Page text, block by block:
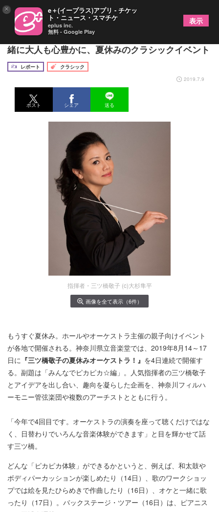
『三ツ橋敬子の夏休みオーケストラ！』～子供と一
緒に大人も心豊かに、夏休みのクラシックイベント
レポート
クラシック
2019.7.9
ポスト シェア 送る
指揮者・三ツ橋敬子 (c)大杉隼平
画像を全て表示（6件）
もうすぐ夏休み。ホールやオーケストラ主催の親子向けイベント
が各地で開催される。神奈川県立音楽堂では、2019年8月14～17
日に 『三ツ橋敬子の夏休みオーケストラ！』 を4日連続で開催す
る。副題は「みんなでピカピカ☆編」。人気指揮者の三ツ橋敬子
とアイデアを出し合い、趣向を凝らした企画を、神奈川フィルハ
ーモニー管弦楽団や複数のアーチストとともに行う。
「今年で4回目です。オーケストラの演奏を座って聴くだけではな
く、日替わりでいろんな音楽体験ができます」と目を輝かせて話
す三ツ橋。
どんな「ピカピカ体験」ができるかというと、例えば、和太鼓や
ボディパーカッションが楽しめたり（14日）、歌のワークショッ
プでは絵を見たひらめきで作曲したり（16日）、オケと一緒に歌
ったり（17日）。バックステージ・ツアー（16日）は、ピアニス
× e＋(イープラス)アプリ - チケッ
ト・ニュース・スマチケ
eplus inc.
無料 - Google Play
表示